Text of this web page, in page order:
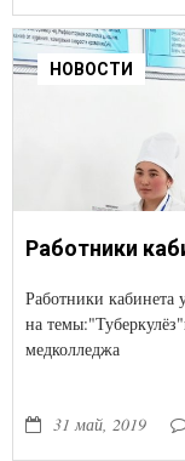
НОВОСТИ
Работники кабинета
на
медколледжа
31 май, 2019